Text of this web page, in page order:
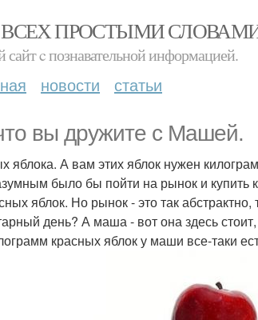
ПРОСТЫМИ
c познавательной информацией.
новости статьи
вы дружите с Машей.
яблока. А вам этих яблок нужен
было бы пойти на рынок и купить
яблок. Но рынок - это так
день? А маша - вот она здесь
красных яблок у маши все-таки